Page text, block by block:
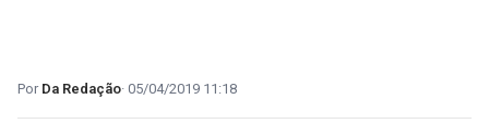
Da Redação 05/04/2019 11:18